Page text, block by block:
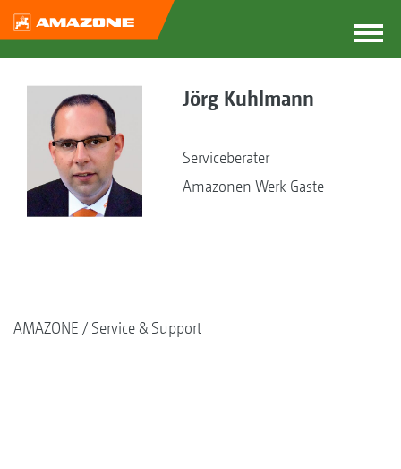
Jörg Kuhlmann
Serviceberater
Amazonen Werk Gaste
AMAZONE Service & Support